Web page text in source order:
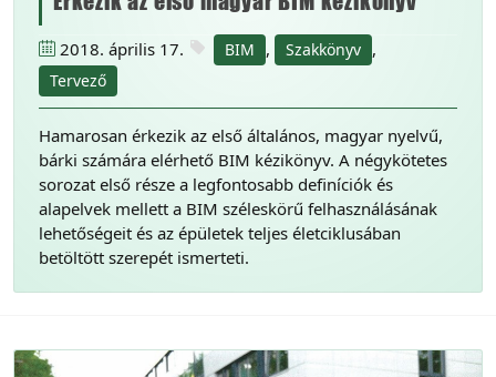
2018. április 17. BIM , Szakkönyv ,
Tervező
Hamarosan érkezik az első általános, magyar nyelvű,
bárki számára elérhető BIM kézikönyv. A négykötetes
sorozat első része a legfontosabb definíciók és
alapelvek mellett a BIM széleskörű felhasználásának
lehetőségeit és az épületek teljes életciklusában
betöltött szerepét ismerteti.